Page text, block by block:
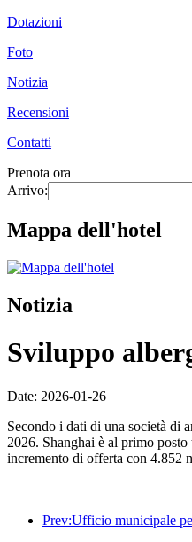
Dotazioni
Foto
Notizia
Recensioni
Contatti
Prenota ora
Arrivo:
Mappa dell'hotel
Notizia
Sviluppo
Date: 2026-01-26
Secondo i dati di una società di
2026. Shanghai è al primo
incremento di offerta con 4.852